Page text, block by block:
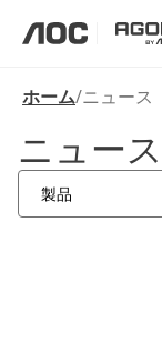
ホーム ニュース
ニュース